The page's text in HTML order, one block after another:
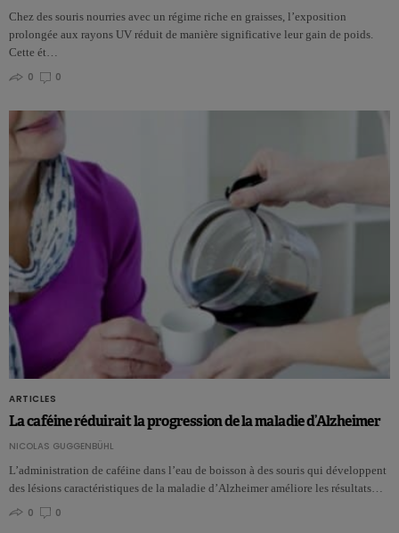
Chez des souris nourries avec un régime riche en graisses, l’exposition
prolongée aux rayons UV réduit de manière significative leur gain de poids.
Cette ét…
0
0
ARTICLES
La caféine réduirait la progression de la maladie d’Alzheimer
NICOLAS GUGGENBÜHL
L’administration de caféine dans l’eau de boisson à des souris qui développent
des lésions caractéristiques de la maladie d’Alzheimer améliore les résultats…
0
0